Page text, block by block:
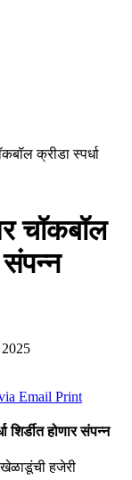
क्रीडा स्पर्धा
चॉकबॉल
संपन्न
Email Print
शिर्डीत होणार संपन्न
खेळाडूंची हजेरी